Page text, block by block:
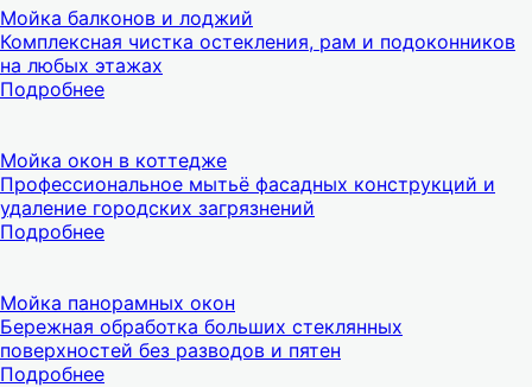
Мойка балконов и лоджий
Комплексная чистка остекления, рам и подоконников
на любых этажах
Подробнее
Мойка окон в коттедже
Профессиональное мытьё фасадных конструкций и
удаление городских загрязнений
Подробнее
Мойка панорамных окон
Бережная обработка больших стеклянных
поверхностей без разводов и пятен
Подробнее